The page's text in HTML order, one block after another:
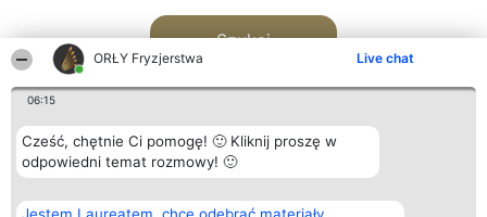
ORŁY Fryzjerstwa Live chat
06:15
Cześć, chętnie Ci pomogę! 🙂 Kliknij proszę w
odpowiedni temat rozmowy! 🙂
Szukaj
Organizator plebiscytu Plebiscyt Kontakt